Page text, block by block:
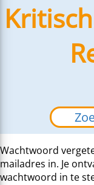
Wachtwoord
mailadres in. Je
wachtwoord in te